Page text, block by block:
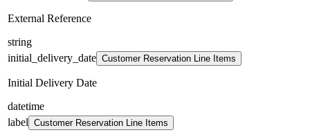
External Reference
string
initial_delivery_date Customer Reservation Line Items
Initial Delivery Date
datetime
label Customer Reservation Line Items